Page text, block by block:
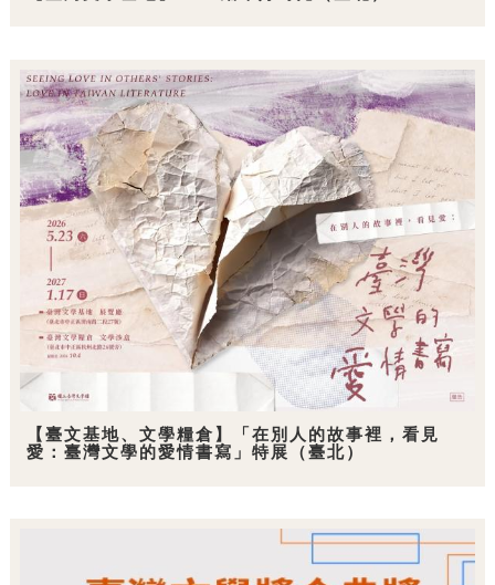
【臺文基地、文學糧倉】「在別人的故事裡，看見
愛：臺灣文學的愛情書寫」特展（臺北）